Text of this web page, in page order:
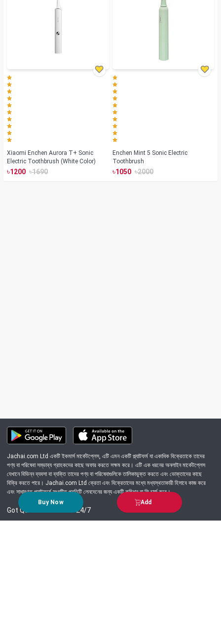
Buy Now Add
Xiaomi Enchen Aurora T+ Sonic
Electric Toothbrush (White Color)
৳1200 ৳1690
Enchen Mint 5 Sonic Electric
Toothbrush
৳1050 ৳2000
Jachai.com Ltd একটি ইকমার্স মার্কেটপ্লেস, এটি এমন একটি প্ল্যাটফর্ম যা একাধিক বিক্রেতাকে তাদের
পণ্য বা পরিষেবা সম্ভাব্য গ্রাহকদের কাছে অফার করতে সক্ষম করে। এটি এক ধরনের অনলাইন মার্কেটপ্লেস
যেখানে বিভিন্ন ব্যবসা বা ব্যক্তি তাদের পণ্য বা পরিষেবাগুলিকে তালিকাভুক্ত করতে এবং ভোক্তাদের কাছে
বিক্রি করতে পারে। Jachai.com Ltd ক্রেতা এবং বিক্রেতাদের মধ্যে মধ্যস্থতাকারী হিসাবে কাজ করে
এবং সাধারণত প্ল্যাটফর্মে সংঘটিত প্রতিটি লেনদেনের জন্য একটি কমিশন বা ফি চার্জ করে।
Got Question? Call us 24/7